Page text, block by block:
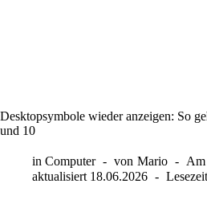
Desktopsymbole wieder anzeigen: So
und 10
in Computer von Mario Am
aktualisiert 18.06.2026 Lesezeit